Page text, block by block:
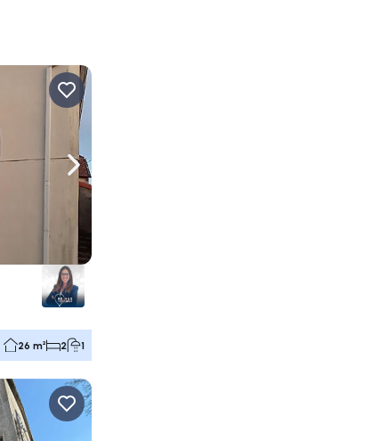
Naviguer vers la droite
26 m² 2 1